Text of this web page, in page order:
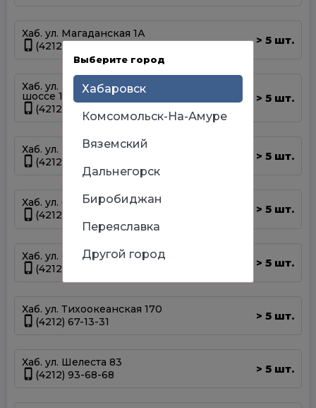
Хаб. ул. Магаданская 1А
(4212) 63-39-83
> 5 шт.
Хаб. ул. Матвеевское
шоссе 13А
(4212) 69-93-93
> 5 шт.
Хаб. ул. Панфиловцев 14Б
(4212) 63-22-47
> 5 шт.
Хаб. ул. Серышева 34
(4212) 47-44-66
> 5 шт.
Хаб. ул. Суворова 45
(4212) 50-67-37
> 5 шт.
Хаб. ул. Тихоокеанская 170
(4212) 67-13-31
> 5 шт.
Хаб. ул. Шелеста 83
(4212) 93-68-68
> 5 шт.
Выберите город
Хабаровск
Комсомольск-На-Амуре
Вяземский
Дальнегорск
Биробиджан
Переяславка
Другой город